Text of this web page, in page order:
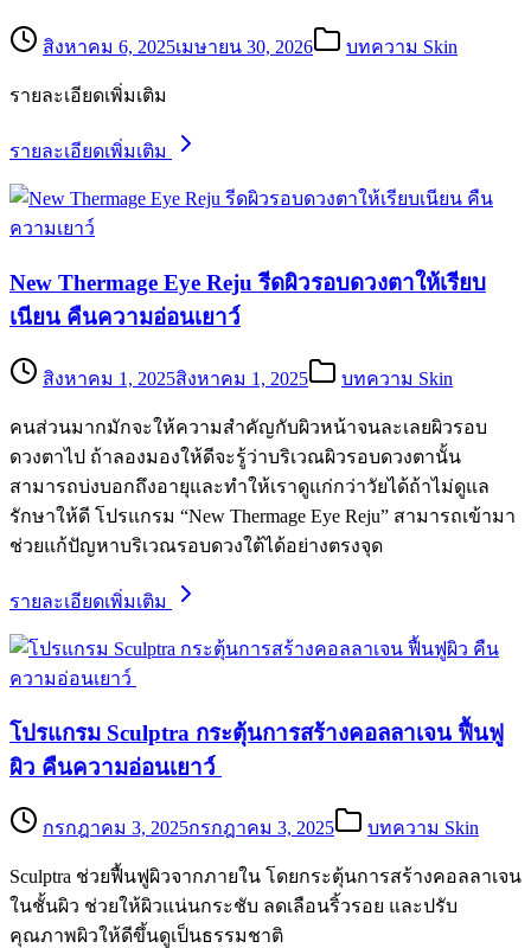
สิงหาคม 6, 2025เมษายน 30, 2026 บทความ Skin
รายละเอียดเพิ่มเติม
รายละเอียดเพิ่มเติม
New Thermage Eye Reju รีดผิวรอบดวงตาให้เรียบ
เนียน คืนความอ่อนเยาว์
สิงหาคม 1, 2025สิงหาคม 1, 2025 บทความ Skin
คนส่วนมากมักจะให้ความสำคัญกับผิวหน้าจนละเลยผิวรอบ
ดวงตาไป ถ้าลองมองให้ดีจะรู้ว่าบริเวณผิวรอบดวงตานั้น
สามารถบ่งบอกถึงอายุและทำให้เราดูแก่กว่าวัยได้ถ้าไม่ดูแล
รักษาให้ดี โปรแกรม “New Thermage Eye Reju” สามารถเข้ามา
ช่วยแก้ปัญหาบริเวณรอบดวงใต้ได้อย่างตรงจุด
รายละเอียดเพิ่มเติม
โปรแกรม Sculptra กระตุ้นการสร้างคอลลาเจน ฟื้นฟู
ผิว คืนความอ่อนเยาว์
กรกฎาคม 3, 2025กรกฎาคม 3, 2025 บทความ Skin
Sculptra ช่วยฟื้นฟูผิวจากภายใน โดยกระตุ้นการสร้างคอลลาเจน
ในชั้นผิว ช่วยให้ผิวแน่นกระชับ ลดเลือนริ้วรอย และปรับ
คุณภาพผิวให้ดีขึ้นดูเป็นธรรมชาติ